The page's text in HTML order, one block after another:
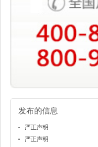
发布的信息
严正声明
严正声明